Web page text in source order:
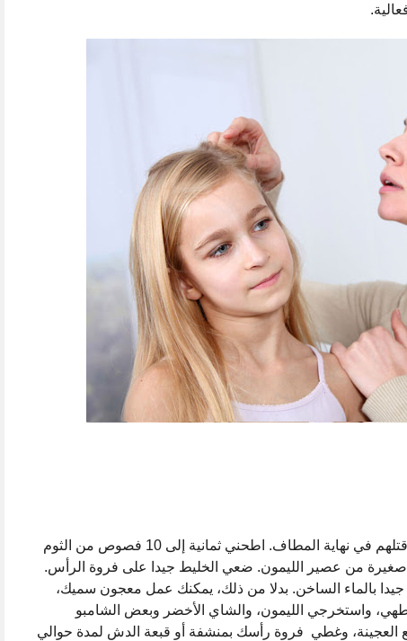
رائحة قوية من الثوم يمكن أن تخنق القمل، وقتلهم في نهاية المطاف. اطحني ثمانية إلى 10 فصوص من الثوم
معجون، وخلطيه مع 3 ملاعق صغيرة من عصير الليمون. ضعي الخليط جيدا على فروة الرأس.
بالماء الساخن. بدلا من ذلك، يمكنك عمل معجون سميك،
واستخرجي الليمون، والشاي الأخضر وبعض الشامبو
وغطي فروة رأسك بمنشفة أو قبعة الدش لمدة حوالي